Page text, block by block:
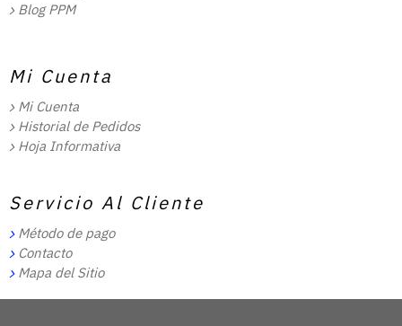
Blog PPM
Mi Cuenta
Mi Cuenta
Historial de Pedidos
Hoja Informativa
Servicio Al Cliente
Método de pago
Contacto
Mapa del Sitio